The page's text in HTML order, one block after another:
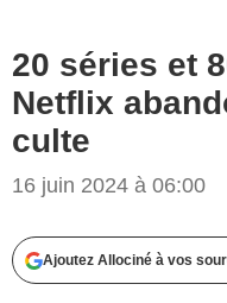
20 séries et
Netflix
culte
16 juin 2024 à 06:00
Ajoutez Allociné à vos